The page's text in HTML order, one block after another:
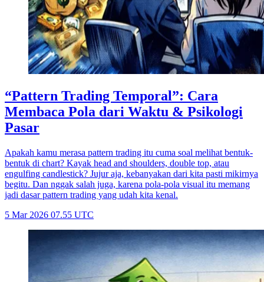
“Pattern Trading Temporal”: Cara
Membaca Pola dari Waktu & Psikologi
Pasar
Apakah kamu merasa pattern trading itu cuma soal melihat bentuk-
bentuk di chart? Kayak head and shoulders, double top, atau
engulfing candlestick? Jujur aja, kebanyakan dari kita pasti mikirnya
begitu. Dan nggak salah juga, karena pola-pola visual itu memang
jadi dasar pattern trading yang udah kita kenal.
5 Mar 2026 07.55 UTC